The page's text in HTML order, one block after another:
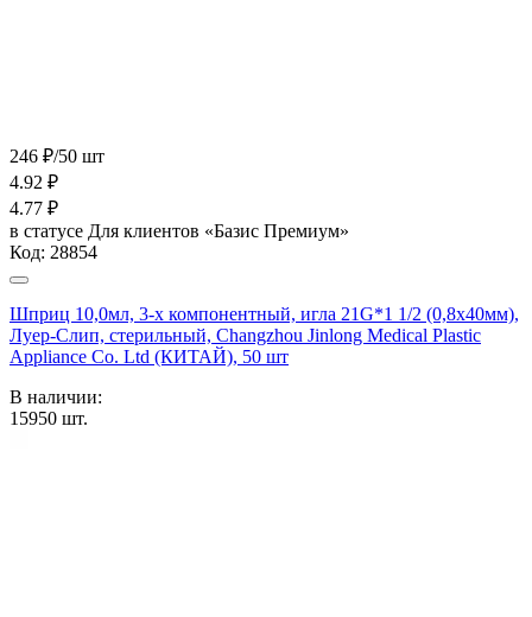
246 ₽/50 шт
4.92 ₽
4.77 ₽
в статусе Для клиентов «Базис Премиум»
Код: 28854
Шприц 10,0мл, 3-х компонентный, игла 21G*1 1/2 (0,8х40мм),
Луер-Слип, стерильный, Changzhou Jinlong Medical Plastic
Appliance Co. Ltd (КИТАЙ), 50 шт
В наличии:
15950 шт.